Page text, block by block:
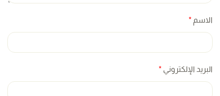
الاسم *
البريد الإلكتروني *